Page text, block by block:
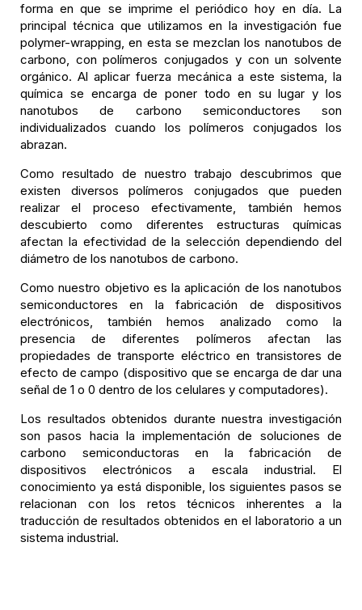
forma en que se imprime el periódico hoy en día. La
principal técnica que utilizamos en la investigación fue
polymer-wrapping, en esta se mezclan los nanotubos de
carbono, con polímeros conjugados y con un solvente
orgánico. Al aplicar fuerza mecánica a este sistema, la
química se encarga de poner todo en su lugar y los
nanotubos de carbono semiconductores son
individualizados cuando los polímeros conjugados los
abrazan.
Como resultado de nuestro trabajo descubrimos que
existen diversos polímeros conjugados que pueden
realizar el proceso efectivamente, también hemos
descubierto como diferentes estructuras químicas
afectan la efectividad de la selección dependiendo del
diámetro de los nanotubos de carbono.
Como nuestro objetivo es la aplicación de los nanotubos
semiconductores en la fabricación de dispositivos
electrónicos, también hemos analizado como la
presencia de diferentes polímeros afectan las
propiedades de transporte eléctrico en transistores de
efecto de campo (dispositivo que se encarga de dar una
señal de 1 o 0 dentro de los celulares y computadores).
Los resultados obtenidos durante nuestra investigación
son pasos hacia la implementación de soluciones de
carbono semiconductoras en la fabricación de
dispositivos electrónicos a escala industrial. El
conocimiento ya está disponible, los siguientes pasos se
relacionan con los retos técnicos inherentes a la
traducción de resultados obtenidos en el laboratorio a un
sistema industrial.